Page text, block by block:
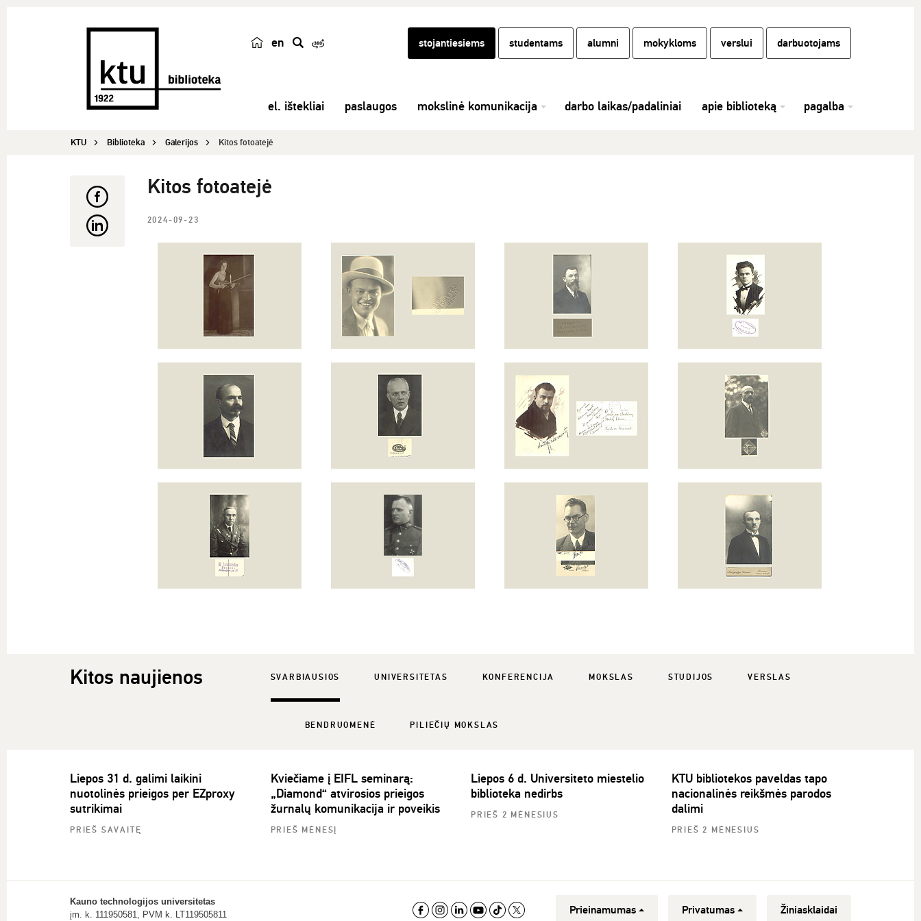
en
e
stojantiesiems studentams alumni mokykloms verslui darbuotojams
el. ištekliai paslaugos mokslinė komunikacija darbo laikas/padaliniai apie biblioteką pagalba
KTU Biblioteka Galerijos Kitos fotoatejė
Kitos fotoatejė
2024-09-23
Kitos naujienos SVARBIAUSIOS UNIVERSITETAS KONFERENCIJA MOKSLAS STUDIJOS VERSLAS
BENDRUOMENĖ PILIEČIŲ MOKSLAS
Liepos 31 d. galimi laikini
nuotolinės prieigos per EZproxy
sutrikimai
PRIEŠ SAVAITĘ
Kviečiame į EIFL seminarą:
„Diamond“ atvirosios prieigos
žurnalų komunikacija ir poveikis
PRIEŠ MĖNESĮ
Liepos 6 d. Universiteto miestelio
biblioteka nedirbs
PRIEŠ 2 MĖNESIUS
KTU bibliotekos paveldas tapo
nacionalinės reikšmės parodos
dalimi
PRIEŠ 2 MĖNESIUS
Kauno technologijos universitetas
įm. k. 111950581, PVM k. LT119505811
Prieinamumas Privatumas Žiniasklaidai